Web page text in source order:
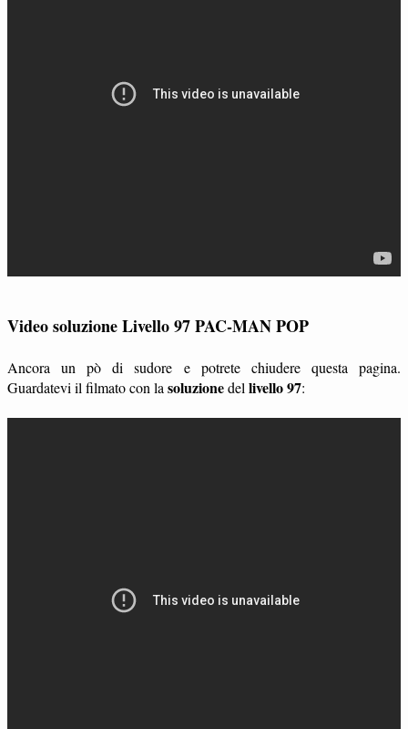
Video soluzione Livello 97 PAC-MAN POP
Ancora un pò di sudore e potrete chiudere questa pagina.
Guardatevi il filmato con la soluzionedel livello 97: